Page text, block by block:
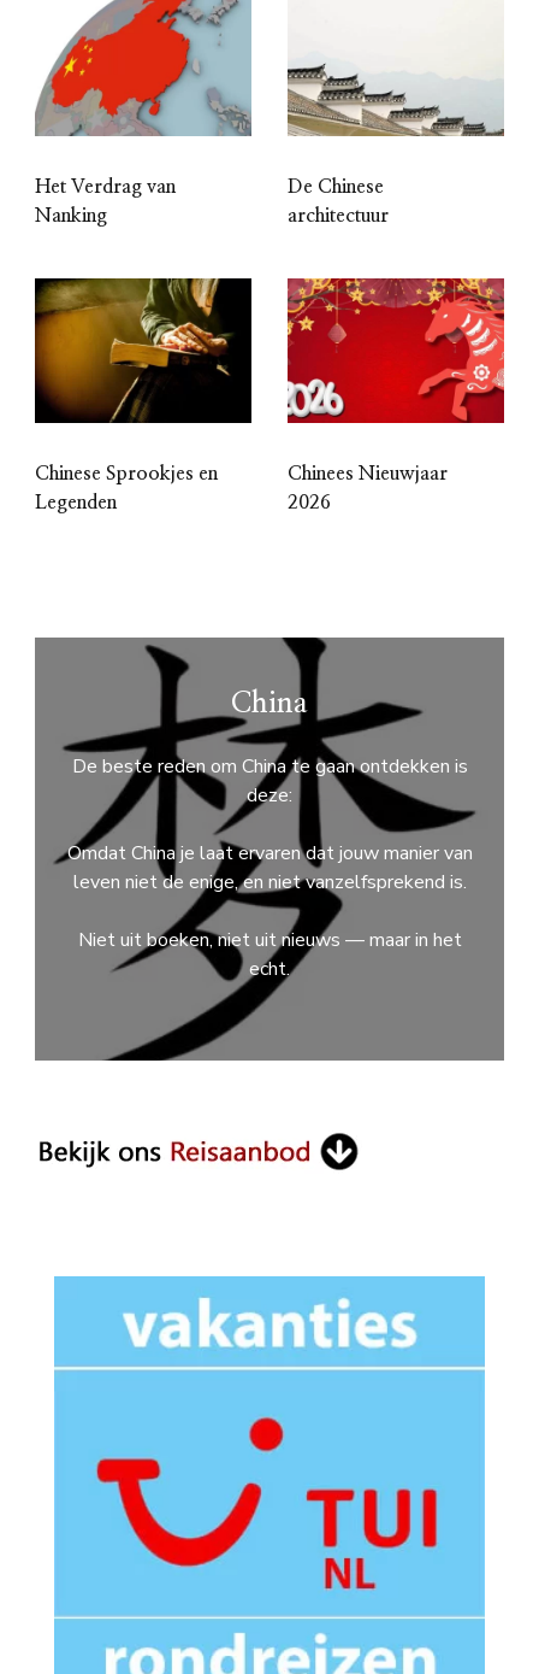
Het Verdrag van
Nanking
De Chinese
architectuur
Chinese Sprookjes en
Legenden
Chinees Nieuwjaar
2026
China
De beste reden om China te gaan ontdekken is
deze:
Omdat China je laat ervaren dat jouw manier van
leven niet de enige, en niet vanzelfsprekend is.
Niet uit boeken, niet uit nieuws — maar in het
echt.